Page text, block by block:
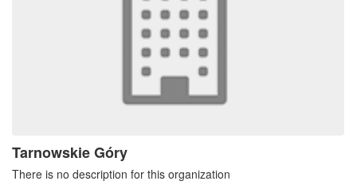
Tarnowskie Góry
There is no description for this organization